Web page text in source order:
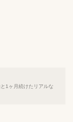
1ヶ月続けたリアルな